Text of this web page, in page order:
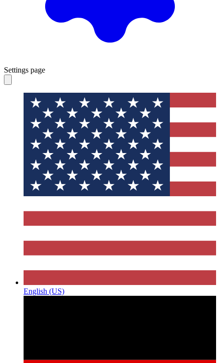
Settings page
English (US)